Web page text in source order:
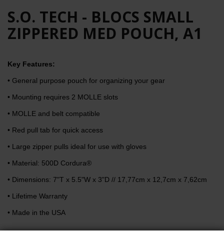
S.O. TECH - BLOCS SMALL
ZIPPERED MED POUCH, A1
Key Features:
• General purpose pouch for organizing your gear
• Mounting requires 2 MOLLE slots
• MOLLE and belt compatible
• Red pull tab for quick access
• Large zipper pulls ideal for use with gloves
• Material: 500D Cordura®
• Dimensions: 7"T x 5.5"W x 3"D // 17,77cm x 12,7cm x 7,62cm
• Lifetime Warranty
• Made in the USA